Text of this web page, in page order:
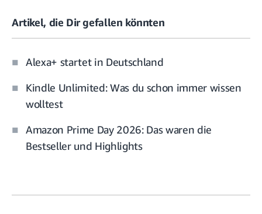
Artikel, die Dir gefallen könnten
Alexa+ startet in Deutschland
Kindle Unlimited: Was du schon immer wissen
wolltest
Amazon Prime Day 2026: Das waren die
Bestseller und Highlights